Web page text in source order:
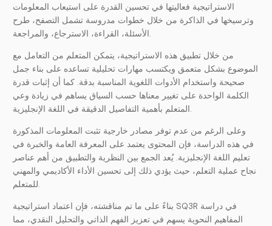
الاستراتيجية فعاليتها في تحسين القدرة على استيعاب المعلومات
وترسيخها في الذاكرة من خلال خطوات مدروسة تشمل التصفح، طرح
الأسئلة، القراءة، الاسترجاع، والمراجعة.
من خلال تطبيق هذه الاستراتيجية، يتمكن المتعلم من التعامل مع
الموضوع بشكل متعمق ويكتسب مهارات تحليلية تساعده على بناء جمل
صحيحة واستخدام الأدوات اللغوية المناسبة بدقة. كما أن إثبات قدرة
الكلمة الواحدة على تغيير معناها حسب السياق يساهم في زيادة وعي
المتعلم بأهمية التفاصيل الدقيقة في اللغة الإنجليزية.
وعلى الرغم من عدم توفر مصادر خارجية تثبت المعلومات المذكورة
في هذه الدراسة، فإن المحتوى يعتمد على المعرفة العامة والخبرة في
تعليم اللغة الإنجليزية. يُعد الجمع بين النظرية والتطبيق من أهم عناصر
نجاح عملية التعلم، حيث يؤدي ذلك إلى تحسين الأداء الأكاديمي والمهني
للمتعلم.
بناءً على ما تم مناقشته، فإن اعتماد استراتيجية SQ3R في دراسة
المفاهيم النحوية يسهم في تعزيز الفهم الذاتي والتحليل النقدي، مما